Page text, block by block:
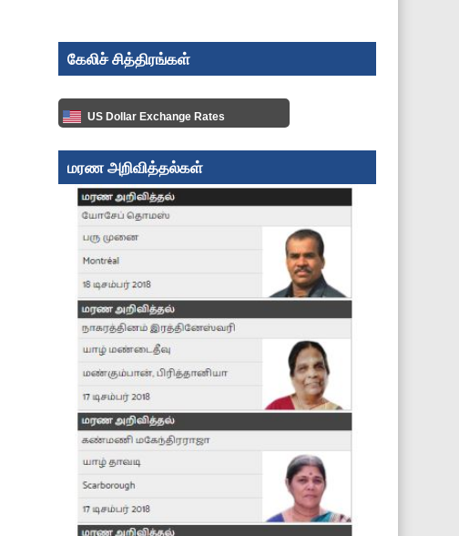
கேலிச் சித்திரங்கள்
US Dollar Exchange Rates
மரண அறிவித்தல்கள்